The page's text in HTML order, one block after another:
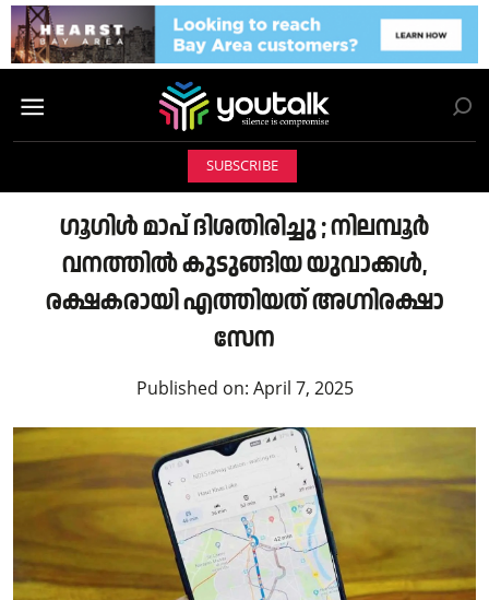
SUBSCRIBE
ഗൂഗിൾ മാപ് ദിശതിരിച്ചു ; നിലമ്പൂർ
വനത്തിൽ കുടുങ്ങിയ യുവാക്കൾ,
രക്ഷകരായി എത്തിയത് അഗ്നിരക്ഷാ
സേന
Published on: April 7, 2025